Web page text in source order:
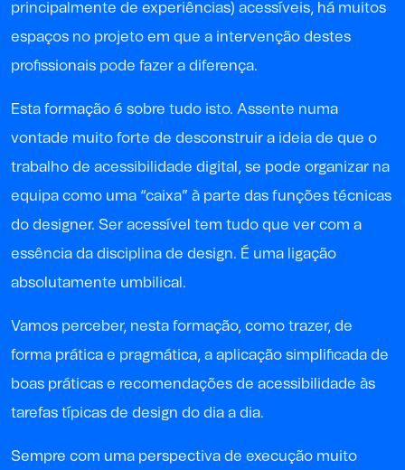
principalmente de experiências) acessíveis, há muitos
espaços no projeto em que a intervenção destes
profissionais pode fazer a diferença.
Esta formação é sobre tudo isto. Assente numa
vontade muito forte de desconstruir a ideia de que o
trabalho de acessibilidade digital, se pode organizar na
equipa como uma “caixa” à parte das funções técnicas
do designer. Ser acessível tem tudo que ver com a
essência da disciplina de design. É uma ligação
absolutamente umbilical.
Vamos perceber, nesta formação, como trazer, de
forma prática e pragmática, a aplicação simplificada de
boas práticas e recomendações de acessibilidade às
tarefas típicas de design do dia a dia.
Sempre com uma perspectiva de execução muito